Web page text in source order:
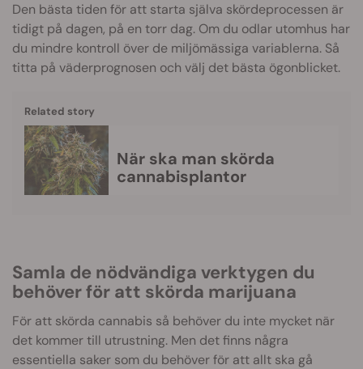
Den bästa tiden för att starta själva skördeprocessen är
tidigt på dagen, på en torr dag. Om du odlar utomhus har
du mindre kontroll över de miljömässiga variablerna. Så
titta på väderprognosen och välj det bästa ögonblicket.
Related story
När ska man skörda
cannabisplantor
Samla de nödvändiga verktygen du
behöver för att skörda marijuana
För att skörda cannabis så behöver du inte mycket när
det kommer till utrustning. Men det finns några
essentiella saker som du behöver för att allt ska gå